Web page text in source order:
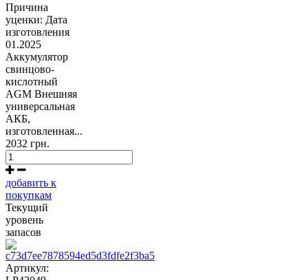
Причина
уценки: Дата
изготовления
01.2025
Аккумулятор
свинцово-
кислотный
AGM Внешняя
универсальная
АКБ,
изготовленная...
2032 грн.
добавить к
покупкам
Текущий
уровень
запасов
Артикул: